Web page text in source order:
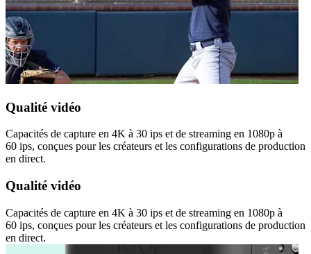
Qualité vidéo
Capacités de capture en 4K à 30 ips et de streaming en 1080p à
60 ips, conçues pour les créateurs et les configurations de production
en direct.
Qualité vidéo
Capacités de capture en 4K à 30 ips et de streaming en 1080p à
60 ips, conçues pour les créateurs et les configurations de production
en direct.